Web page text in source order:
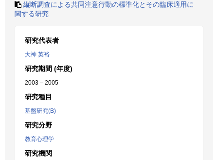
縦断調査による共同注意行動の標準化とその臨床適用に
関する研究
研究代表者
大神 英裕
研究期間 (年度)
2003 – 2005
研究種目
基盤研究(B)
研究分野
教育心理学
研究機関